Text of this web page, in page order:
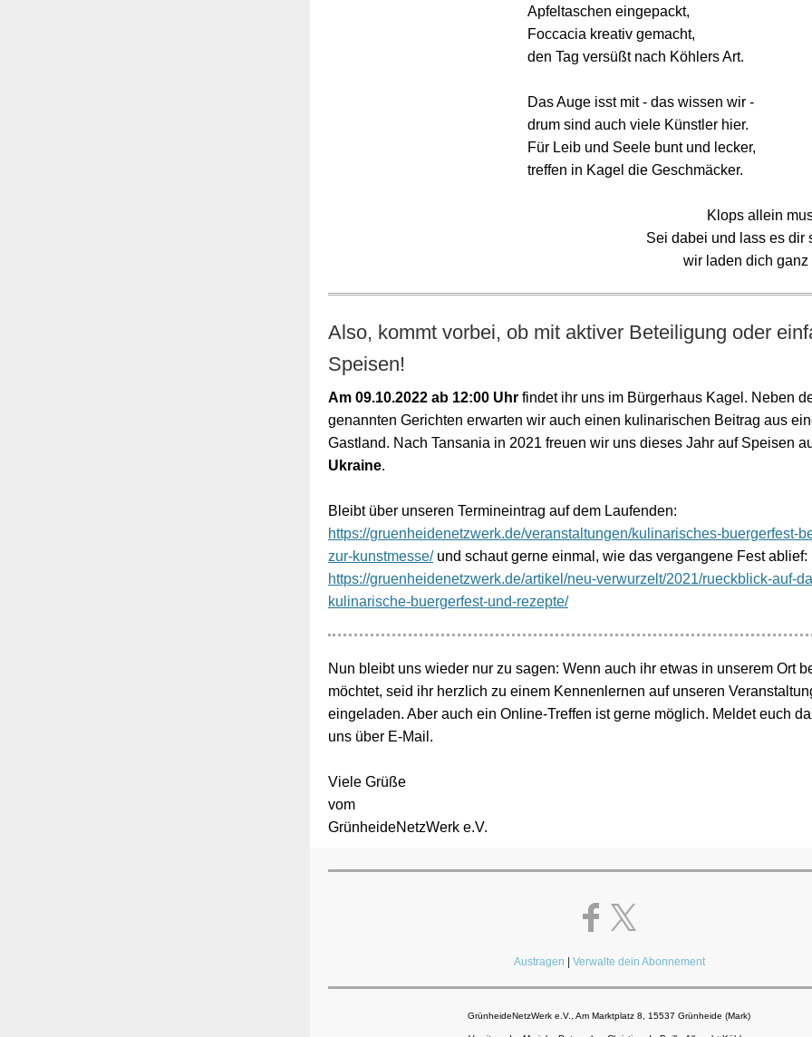
Apfeltaschen eingepackt,
Foccacia kreativ gemacht,
den Tag versüßt nach Köhlers Art.
Das Auge isst mit - das wissen wir -
drum sind auch viele Künstler hier.
Für Leib und Seele bunt und lecker,
treffen in Kagel die Geschmäcker.
Klops allein
Sei dabei und lass es dir
wir laden dich ganz
Also, kommt vorbei, ob mit aktiver Beteiligung oder
Speisen!
Am 09.10.2022 ab 12:00 Uhr findet ihr uns im Bürgerhaus Kagel. Neben
genannten Gerichten erwarten wir auch einen kulinarischen Beitrag aus
Gastland. Nach Tansania in 2021 freuen wir uns dieses Jahr auf Speisen
Ukraine.
Bleibt über unseren Termineintrag auf dem Laufenden:
https://gruenheidenetzwerk.de/veranstaltungen/kulinarisches-buergerfest-
zur-kunstmesse/und schaut gerne einmal, wie das vergangene Fest ablief:
https://gruenheidenetzwerk.de/artikel/neu-verwurzelt/2021/rueckblick-auf-
kulinarische-buergerfest-und-rezepte/
Nun bleibt uns wieder nur zu sagen: Wenn auch ihr etwas in unserem Ort
möchtet, seid ihr herzlich zu einem Kennenlernen auf unseren
eingeladen. Aber auch ein Online-Treffen ist gerne möglich. Meldet euch
uns über E-Mail.
Viele Grüße
vom
GrünheideNetzWerk e.V.
Austragen Verwalte dein Abonnement
GrünheideNetzWerk e.V., Am Marktplatz 8, 15537 Grünheide (Mark)